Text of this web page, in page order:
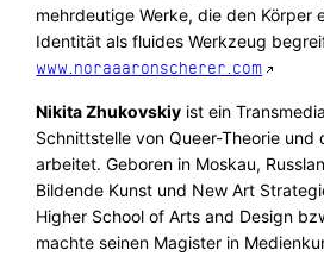
mehrdeutige Werke, die den Körper
Identität als fluides Werkzeug
www.noraaaronscherer.com
Nikita Zhukovskiy ist ein
Schnittstelle von Queer-Theorie und
arbeitet. Geboren in Moskau,
Bildende Kunst und New Art
Higher School of Arts and Design
machte seinen Magister in